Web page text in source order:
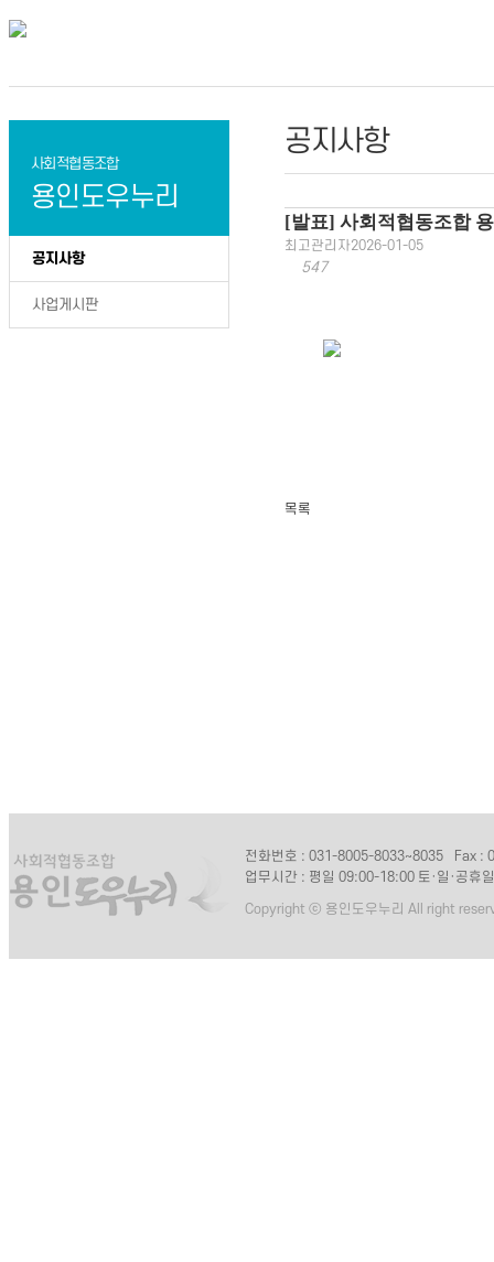
사회적협동조합
용인도우누리
공지사항
사업게시판
공지사항
[발표] 사회적협동조합
최고관리자2026-01-05
547
목록
전화번호 : 031-8005-8033~8035
Fax :
업무시간 : 평일 09:00-18:00 토·일·공휴
Copyright ⓒ 용인도우누리 All right